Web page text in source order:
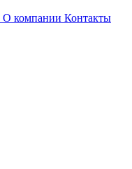
О компании Контакты